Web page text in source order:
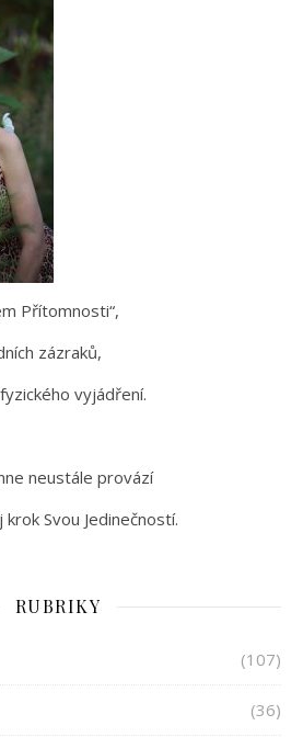
Přítomnosti“,
zázraků,
vyjádření.
neustále provází
Svou Jedinečností.
RUBRIKY
(107)
(36)